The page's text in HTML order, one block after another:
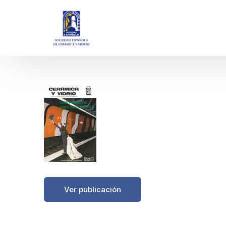
Ver publicación